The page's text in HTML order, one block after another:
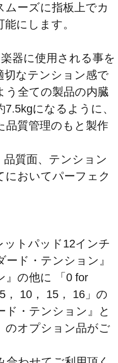
ーズに指板上でカ
にします。
器に使用される事を
切なテンション感で
う全ての製品の内臓
になるように、
品質管理のもと製作
質面、テンション
においてパーフェク
ットパッド12インチ
ド・テンション』
』の他に 「0 for
， 10， 15， 16」の
ド・テンション』と
のオプション品がご